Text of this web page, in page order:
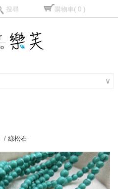
搜尋 購物車( 0 )
∨
/綠松石